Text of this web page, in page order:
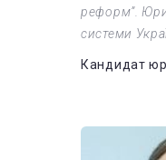
реформ”.
системи
Кандидат